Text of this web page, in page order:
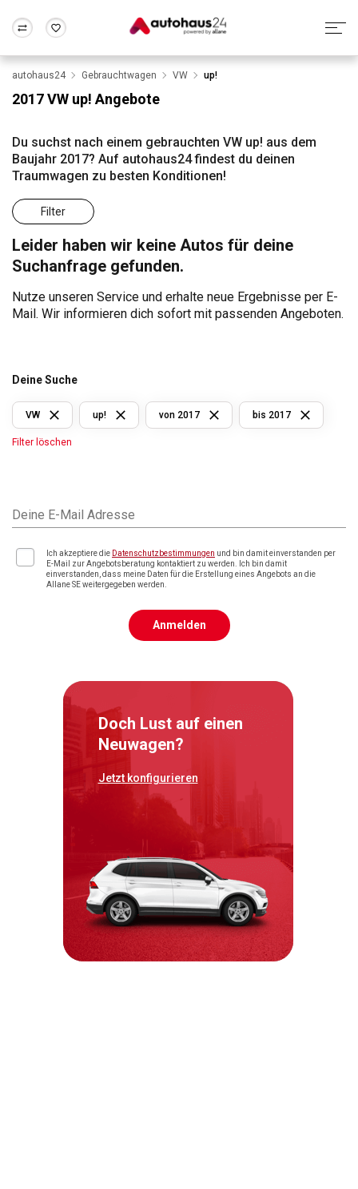
Wir bewerten dein Auto
Alle Fragen & Antworten
Rund um die Inzahlungnahme
Frankfurt Wuppertal
autohaus24 Gebrauchtwagen VW up!
2017 VW up! Angebote
Du suchst nach einem gebrauchten VW up! aus dem
Baujahr 2017? Auf autohaus24 findest du deinen
Traumwagen zu besten Konditionen!
Filter
Leider haben wir keine Autos für deine
Suchanfrage gefunden.
Nutze unseren Service und erhalte neue Ergebnisse per E-
Mail. Wir informieren dich sofort mit passenden Angeboten.
Deine Suche
VW up! von 2017 bis 2017
Filter löschen
Deine E-Mail Adresse
Ich akzeptiere die Datenschutzbestimmungen und bin damit einverstanden per
E-Mail zur Angebotsberatung kontaktiert zu werden. Ich bin damit
einverstanden, dass meine Daten für die Erstellung eines Angebots an die
Allane SE weitergegeben werden.
Anmelden
Doch Lust auf einen
Neuwagen?
Jetzt konfigurieren